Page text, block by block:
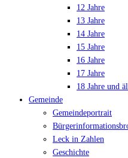
12 Jahre
13 Jahre
14 Jahre
15 Jahre
16 Jahre
17 Jahre
18 Jahre und
Gemeinde
Gemeindeportrait
Leck in Zahlen
Geschichte